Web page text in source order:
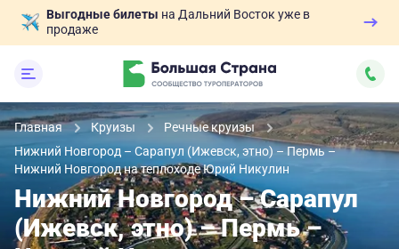
Выгодные билеты на Дальний Восток уже в
продаже
Главная Круизы
Речные круизы
Нижний Новгород – Сарапул (Ижевск, этно) – Пермь –
Нижний Новгород на теплоходе Юрий Никулин
Нижний Новгород – Сарапул
(Ижевск, этно) – Пермь –